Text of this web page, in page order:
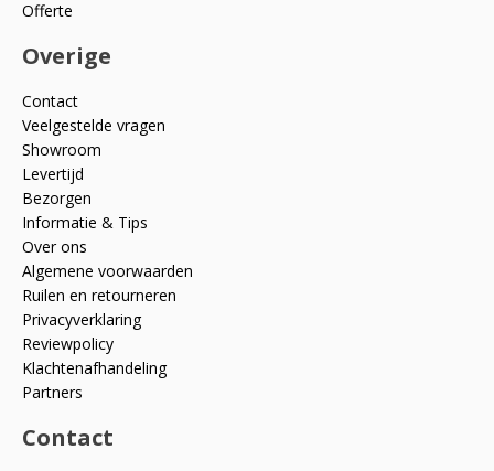
Offerte
Overige
Contact
Veelgestelde vragen
Showroom
Levertijd
Bezorgen
Informatie & Tips
Over ons
Algemene voorwaarden
Ruilen en retourneren
Privacyverklaring
Reviewpolicy
Klachtenafhandeling
Partners
Contact